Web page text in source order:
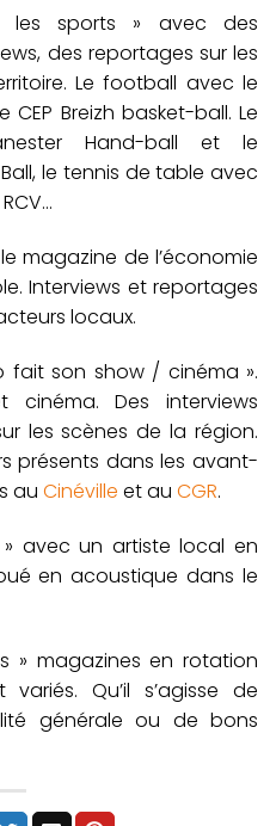
les sports » avec des
des reportages sur les
Le football avec le
CEP Breizh basket-ball. Le
Hand-ball et le
le tennis de table avec
magazine de l’économie
Interviews et reportages
locaux.
fait son show / cinéma ».
cinéma. Des interviews
les scènes de la région.
présents dans les avant-
au Cinéville et au CGR.
» avec un artiste local en
en acoustique dans le
» magazines en rotation
Qu’il s’agisse de
générale ou de bons